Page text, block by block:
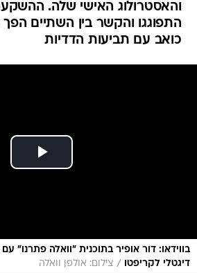
והאסטרולוג האישי שלה.
התפוגגו והקשר בין השתיים
כואב עם תביעות הדדיות
בווידאו: דור אופיר בתוכנית "וואלה פתרנו"
דיגטלי לקריפטו
/ צילום: אולפן וואלה